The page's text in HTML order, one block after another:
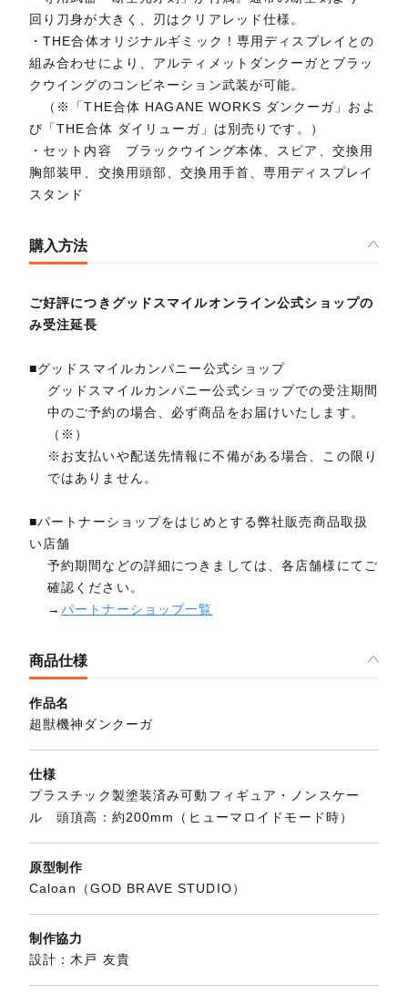
回り刀身が大きく、刃はクリアレッド仕様。
・THE合体オリジナルギミック！専用ディスプレイとの
組み合わせにより、アルティメットダンクーガとブラッ
クウイングのコンビネーション武装が可能。
（※「THE合体 HAGANE WORKS ダンクーガ」およ
び「THE合体 ダイリューガ」は別売りです。）
・セット内容 ブラックウイング本体、スピア、交換用
胸部装甲、交換用頭部、交換用手首、専用ディスプレイ
スタンド
購入方法
ご好評につきグッドスマイルオンライン公式ショップの
み受注延長
■グッドスマイルカンパニー公式ショップ
グッドスマイルカンパニー公式ショップでの受注期間
中のご予約の場合、必ず商品をお届けいたします。
（※）
※お支払いや配送先情報に不備がある場合、この限り
ではありません。
■パートナーショップをはじめとする弊社販売商品取扱
い店舗
予約期間などの詳細につきましては、各店舗様にてご
確認ください。
→パートナーショップ一覧
商品仕様
作品名
超獣機神ダンクーガ
仕様
プラスチック製塗装済み可動フィギュア・ノンスケー
ル 頭頂高：約200mm（ヒューマロイドモード時）
原型制作
Caloan（GOD BRAVE STUDIO）
制作協力
設計：木戸 友貴